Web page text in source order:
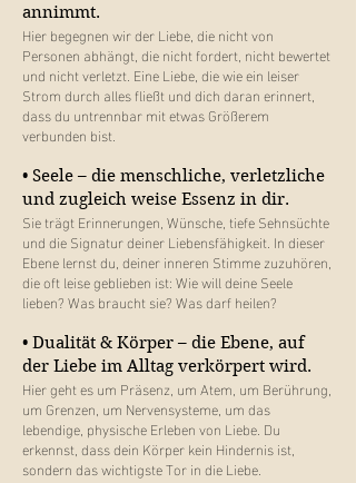
annimmt.
Hier begegnen wir der Liebe, die nicht von
Personen abhängt, die nicht fordert, nicht bewertet
und nicht verletzt. Eine Liebe, die wie ein leiser
Strom durch alles fließt und dich daran erinnert,
dass du untrennbar mit etwas Größerem
verbunden bist.
• Seele – die menschliche, verletzliche
und zugleich weise Essenz in dir.
Sie trägt Erinnerungen, Wünsche, tiefe Sehnsüchte
und die Signatur deiner Liebensfähigkeit. In dieser
Ebene lernst du, deiner inneren Stimme zuzuhören,
die oft leise geblieben ist: Wie will deine Seele
lieben? Was braucht sie? Was darf heilen?
• Dualität & Körper – die Ebene, auf
der Liebe im Alltag verkörpert wird.
Hier geht es um Präsenz, um Atem, um Berührung,
um Grenzen, um Nervensysteme, um das
lebendige, physische Erleben von Liebe. Du
erkennst, dass dein Körper kein Hindernis ist,
sondern das wichtigste Tor in die Liebe.